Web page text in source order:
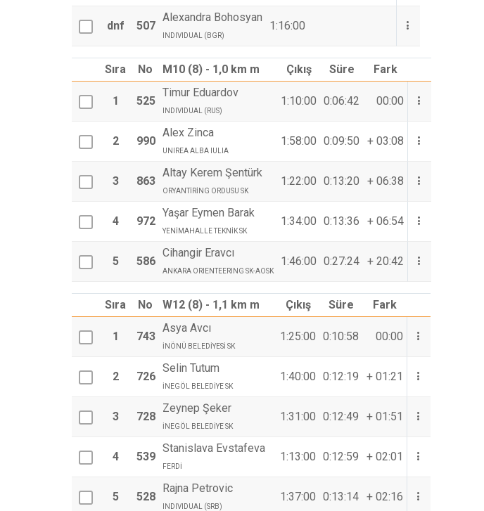
dnf 507
Alexandra Bohosyan
INDIVIDUAL (BGR)
1:16:00
Sıra No M10 (8) - 1,0 km m Çıkış Süre Fark
1 525
Timur Eduardov
INDIVIDUAL (RUS)
1:10:00 0:06:42 00:00
2 990
Alex Zinca
UNIREA ALBA IULIA
1:58:00 0:09:50 + 03:08
3 863
Altay Kerem Şentürk
ORYANTİRİNG ORDUSU SK
1:22:00 0:13:20 + 06:38
4 972
Yaşar Eymen Barak
YENİMAHALLE TEKNİK SK
1:34:00 0:13:36 + 06:54
5 586
Cihangir Eravcı
ANKARA ORIENTEERING SK-AOSK
1:46:00 0:27:24 + 20:42
Sıra No W12 (8) - 1,1 km m Çıkış Süre Fark
1 743
Asya Avcı
İNÖNÜ BELEDİYESİ SK
1:25:00 0:10:58 00:00
2 726
Selin Tutum
İNEGÖL BELEDİYE SK
1:40:00 0:12:19 + 01:21
3 728
Zeynep Şeker
İNEGÖL BELEDİYE SK
1:31:00 0:12:49 + 01:51
4 539
Stanislava Evstafeva
FERDİ
1:13:00 0:12:59 + 02:01
5 528
Rajna Petrovic
INDIVIDUAL (SRB)
1:37:00 0:13:14 + 02:16